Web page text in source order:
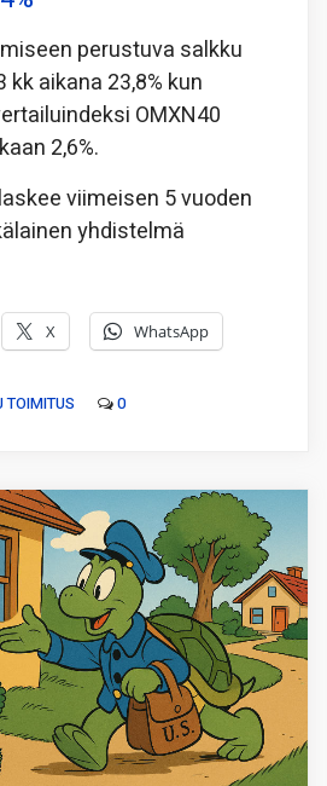
perustuva salkku
aikana 23,8% kun
OMXN40
2,6%.
viimeisen 5 vuoden
yhdistelmä
X WhatsApp
TOIMITUS 0